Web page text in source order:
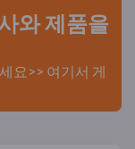
와 제품을
요>> 여기서 게